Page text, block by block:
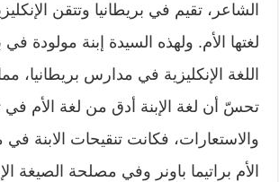
الشاعر، تقيم في بريطانيا وتتقن
لغتها الأم. ولهذه السيدة إبنة مولودة في
اللغة الإنكليزية في مدارس بريطانيا،
تحسّ أن لغة الإبنة أدق من لغة الأم في
والاستعارات، فكانت تنقيحات الابنة
الأم براتيما باونر وفي مصلحة الصيغة